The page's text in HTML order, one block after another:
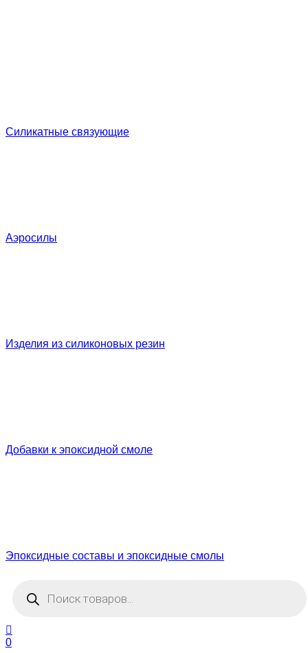
Силикатные связующие
Аэросилы
Изделия из силиконовых резин
Добавки к эпоксидной смоле
Эпоксидные составы и эпоксидные смолы
товаров
0